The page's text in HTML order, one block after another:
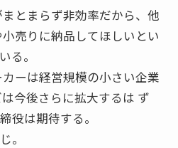
まとまらず非効率だから、他
売りに納品してほしいとい
る。
ーは経営規模の小さい企業
今後さらに拡大するは ず
役は期待する。
。